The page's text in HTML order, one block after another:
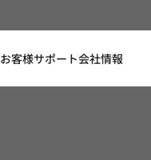
お客様サポート会社情報